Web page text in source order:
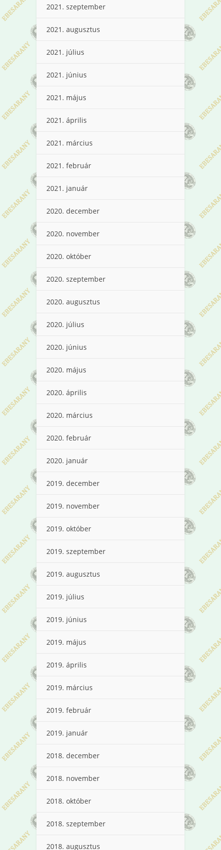
2021. szeptember
2021. augusztus
2021. július
2021. június
2021. május
2021. április
2021. március
2021. február
2021. január
2020. december
2020. november
2020. október
2020. szeptember
2020. augusztus
2020. július
2020. június
2020. május
2020. április
2020. március
2020. február
2020. január
2019. december
2019. november
2019. október
2019. szeptember
2019. augusztus
2019. július
2019. június
2019. május
2019. április
2019. március
2019. február
2019. január
2018. december
2018. november
2018. október
2018. szeptember
2018. augusztus